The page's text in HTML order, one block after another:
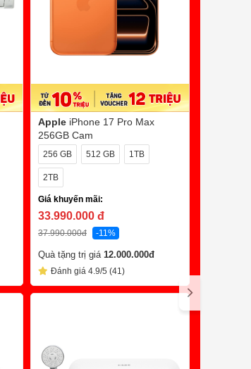
Apple iPhone 17 Pro Max
256GB Cam
256 GB 512 GB 1TB
2TB
Giá khuyến mãi:
33.990.000 đ
37.990.000đ -11%
Quà tặng trị giá 12.000.000đ
Đánh giá 4.9/5 (41)